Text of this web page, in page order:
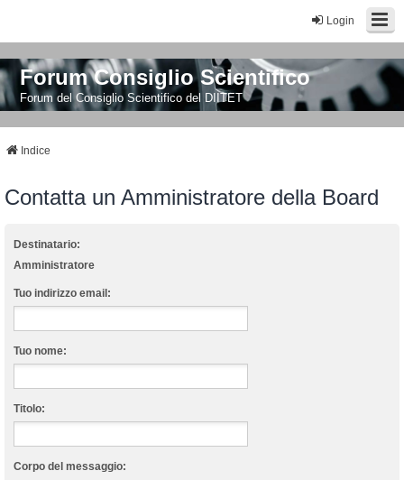
Login
Forum Consiglio Scientifico
Forum del Consiglio Scientifico del DIITET
Indice
Contatta un Amministratore della Board
Destinatario:
Amministratore
Tuo indirizzo email:
Tuo nome:
Titolo:
Corpo del messaggio: